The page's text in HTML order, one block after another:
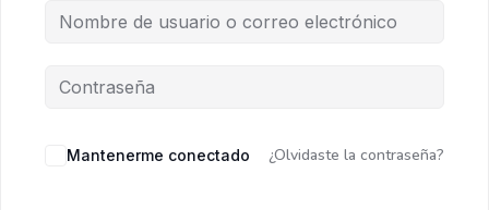
Mantenerme conectado ¿Olvidaste la contraseña?